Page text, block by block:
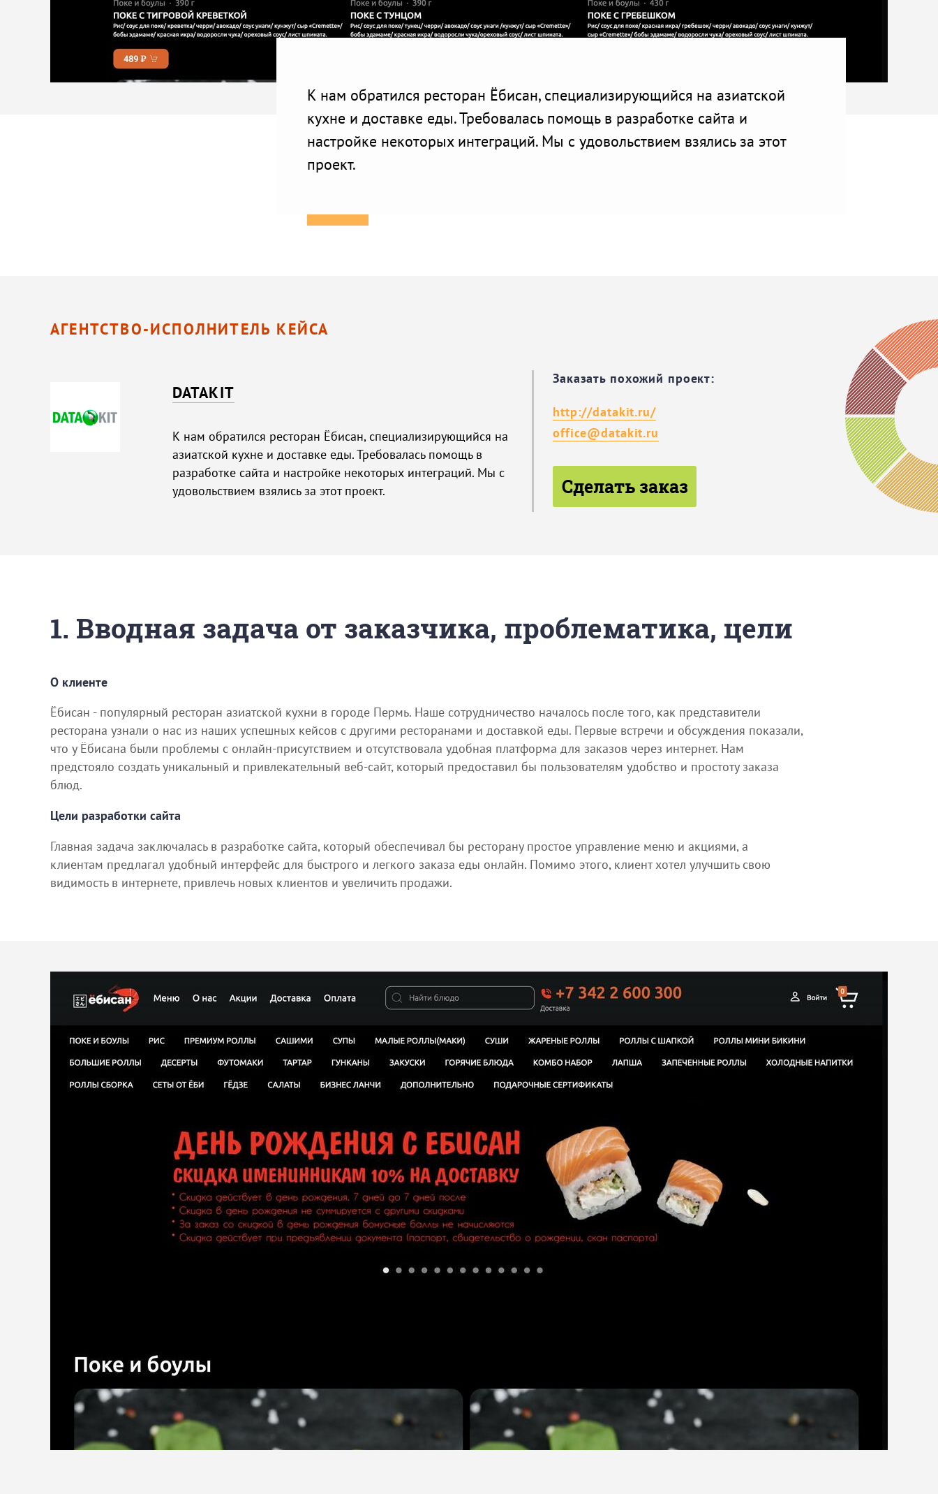
К нам обратился ресторан Ёбисан, специализирующийся на азиатской
кухне и доставке еды. Требовалась помощь в разработке сайта и
настройке некоторых интеграций. Мы с удовольствием взялись за этот
проект.
АГЕНТСТВО-ИСПОЛНИТЕЛЬ КЕЙСА
DATAKIT
К нам обратился ресторан Ёбисан, специализирующийся на
азиатской кухне и доставке еды. Требовалась помощь в
разработке сайта и настройке некоторых интеграций. Мы с
удовольствием взялись за этот проект.
Заказать похожий проект:
http://datakit.ru/
office@datakit.ru
Сделать заказ
1. Вводная задача от заказчика, проблематика, цели
О клиенте
Ёбисан - популярный ресторан азиатской кухни в городе Пермь. Наше сотрудничество началось после того, как представители
ресторана узнали о нас из наших успешных кейсов с другими ресторанами и доставкой еды. Первые встречи и обсуждения показали,
что у Ёбисана были проблемы с онлайн-присутствием и отсутствовала удобная платформа для заказов через интернет. Нам
предстояло создать уникальный и привлекательный веб-сайт, который предоставил бы пользователям удобство и простоту заказа
блюд.
Цели разработки сайта
Главная задача заключалась в разработке сайта, который обеспечивал бы ресторану простое управление меню и акциями, а
клиентам предлагал удобный интерфейс для быстрого и легкого заказа еды онлайн. Помимо этого, клиент хотел улучшить свою
видимость в интернете, привлечь новых клиентов и увеличить продажи.